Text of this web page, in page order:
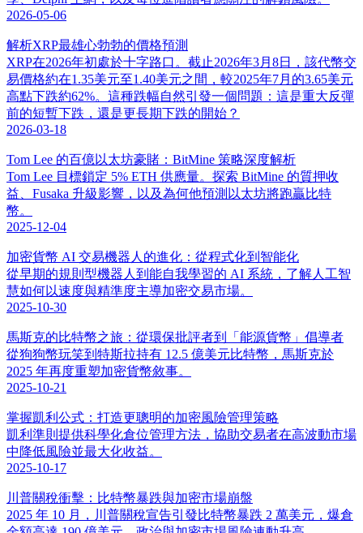
2026-05-06
解析XRP最雄心勃勃的價格預測
XRP在2026年初處於十字路口。截止2026年3月8日，該代幣交
易價格約在1.35美元至1.40美元之間，較2025年7月的3.65美元
高點下跌約62%。這種跌幅自然引發一個問題：這是重大反彈
前的短暫下跌，還是更長期下跌的開始？
2026-03-18
Tom Lee 的百億以太坊豪賭：BitMine 策略深度解析
Tom Lee 目標鎖定 5% ETH 供應量。探索 BitMine 的質押收
益、Fusaka 升級影響，以及為何他預測以太坊將跑贏比特
幣。
2025-12-04
加密貨幣 AI 交易機器人的進化：從程式化到智能化
從早期的規則型機器人到能自我學習的 AI 系統，了解人工智
慧如何以速度與精準度主導加密交易市場。
2025-10-30
馬斯克的比特幣之旅：從環保批評者到「能源貨幣」倡導者
從狗狗幣玩笑到特斯拉持有 12.5 億美元比特幣，馬斯克於
2025 年再度重塑加密貨幣敘事。
2025-10-21
掌握凱利公式：打造更聰明的加密風險管理策略
凱利準則提供科學化倉位管理方法，協助交易者在高波動市場
中降低風險並最大化收益。
2025-10-17
川普關稅衝擊：比特幣暴跌與加密市場崩盤
2025 年 10 月，川普關稅宣告引發比特幣暴跌 2 萬美元，爆倉